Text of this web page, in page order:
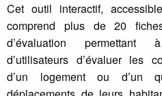
Cet outil interactif,
comprend plus de 20
d’évaluation permettant
d’utilisateurs d’évaluer les
d’un logement ou d’un